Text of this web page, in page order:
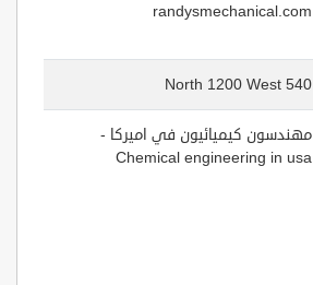
randysmechanical.com
540 North 1200 West
مهندسون كيميائيون في اميركا -
Chemical engineering in usa